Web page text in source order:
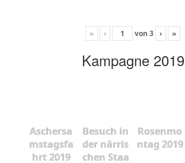
« ‹ von 3 › »
Kampagne 2019
Aschersa
mstagsfa
hrt 2019
Besuch in
der närris
chen Staa
Rosenmo
ntag 2019